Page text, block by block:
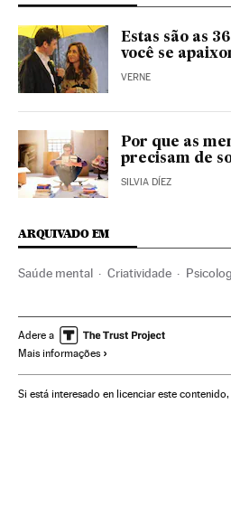
Estas são as
você se
VERNE
Por que as
precisam de
SILVIA DÍEZ
ARQUIVADO EM
Saúde mental Criatividade
Saúde Ciência Verne
Adere a
Mais informações
Si está interesado en licenciar este